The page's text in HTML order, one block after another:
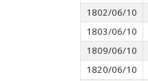
1802/06/10
1803/06/10
1809/06/10
1820/06/10